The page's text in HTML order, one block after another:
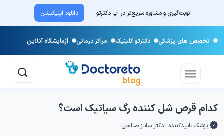
نوبت‌گیری و مشاوره سریع‌تر در اپ دکترِتو دانلود اپلیکیشن
تخصص های پزشکی دکترتو کلینیک مراکز درمانی آزمایشگاه آنلاین
کدام قرص شل کننده رگ سیاتیک است؟
پزشک تاییدکننده: دکتر ساناز صالحی